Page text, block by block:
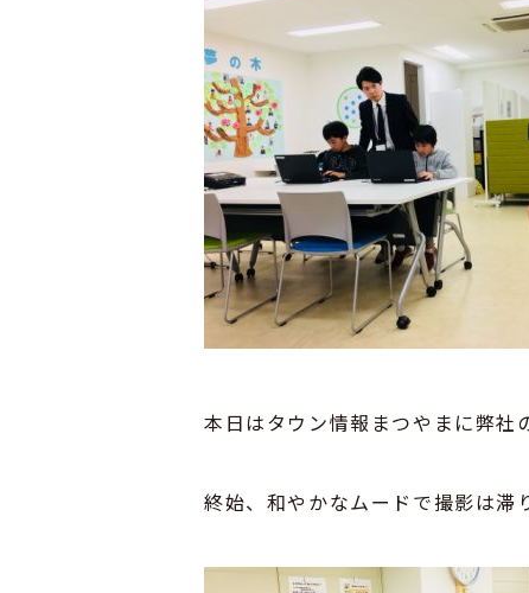
本日はタウン情報まつやまに弊社
終始、和やかなムードで撮影は滞